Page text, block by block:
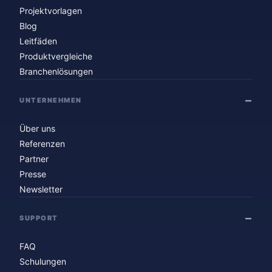
Projektvorlagen
Blog
Leitfäden
Produktvergleiche
Branchenlösungen
UNTERNEHMEN
Über uns
Referenzen
Partner
Presse
Newsletter
SUPPORT
FAQ
Schulungen